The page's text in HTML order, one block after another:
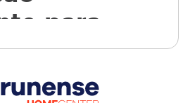
para
mais